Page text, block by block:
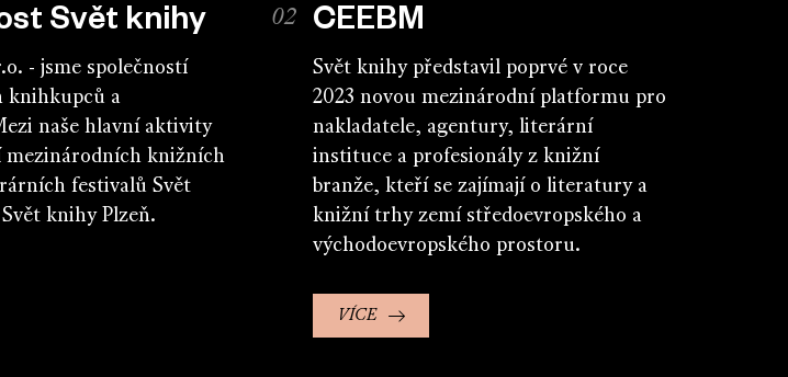
Svět knihy
- jsme společností
knihkupců a
naše hlavní aktivity
mezinárodních knižních
festivalů Svět
knihy Plzeň.
CEEBM
Svět knihy představil poprvé v roce
2023 novou mezinárodní platformu pro
nakladatele, agentury, literární
instituce a profesionály z knižní
branže, kteří se zajímají o literatury a
knižní trhy zemí středoevropského a
východoevropského prostoru.
VÍCE